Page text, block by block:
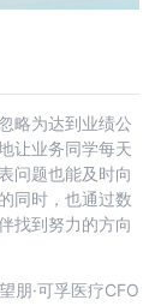
略为达到业绩公
让业务同学每天
问题也能及时向
同时，也通过数
找到努力的方向
朋·可孚医疗CFO